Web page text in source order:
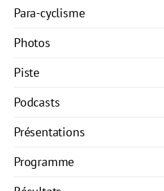
Para-cyclisme
Photos
Piste
Podcasts
Présentations
Programme